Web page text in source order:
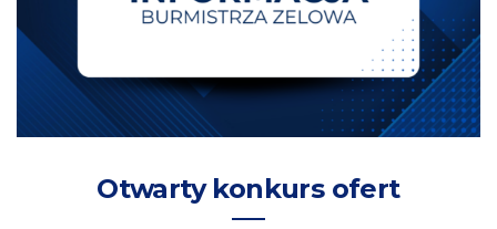
Otwarty konkurs ofert